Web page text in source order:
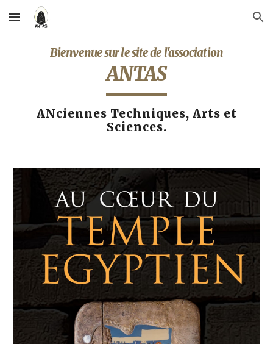
Skip to main content Skip to navigation
Bienvenue sur le site de l'association
ANTAS
ANciennes Techniques, Arts et
Sciences.